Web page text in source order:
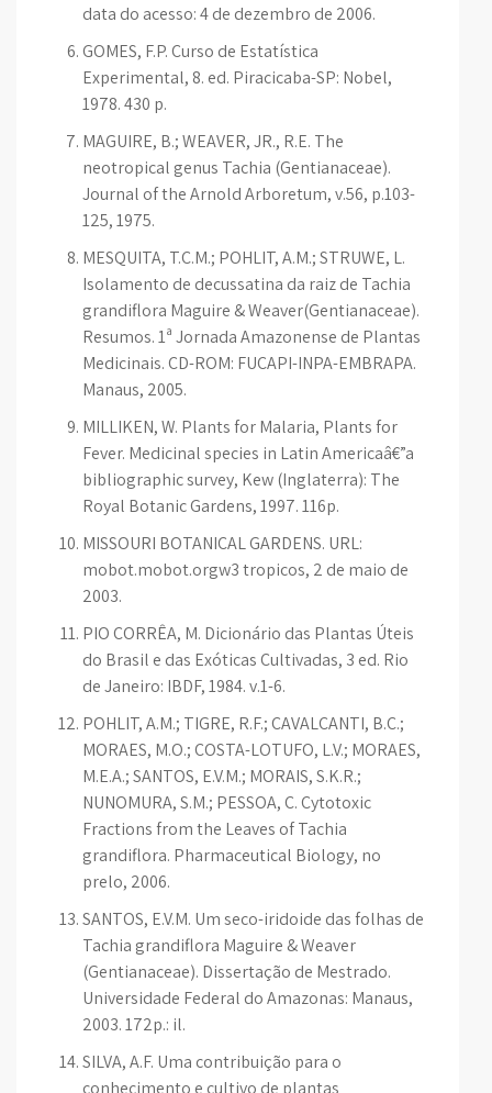
data do acesso: 4 de dezembro de 2006.
GOMES, F.P. Curso de Estatística
Experimental, 8. ed. Piracicaba-SP: Nobel,
1978. 430 p.
MAGUIRE, B.; WEAVER, JR., R.E. The
neotropical genus Tachia (Gentianaceae).
Journal of the Arnold Arboretum, v.56, p.103-
125, 1975.
MESQUITA, T.C.M.; POHLIT, A.M.; STRUWE, L.
Isolamento de decussatina da raiz de Tachia
grandiflora Maguire & Weaver(Gentianaceae).
Resumos. 1ª Jornada Amazonense de Plantas
Medicinais. CD-ROM: FUCAPI-INPA-EMBRAPA.
Manaus, 2005.
MILLIKEN, W. Plants for Malaria, Plants for
Fever. Medicinal species in Latin Americaâ€”a
bibliographic survey, Kew (Inglaterra): The
Royal Botanic Gardens, 1997. 116p.
MISSOURI BOTANICAL GARDENS. URL:
mobot.mobot.orgw3 tropicos, 2 de maio de
2003.
PIO CORRÊA, M. Dicionário das Plantas Úteis
do Brasil e das Exóticas Cultivadas, 3 ed. Rio
de Janeiro: IBDF, 1984. v.1-6.
POHLIT, A.M.; TIGRE, R.F.; CAVALCANTI, B.C.;
MORAES, M.O.; COSTA-LOTUFO, L.V.; MORAES,
M.E.A.; SANTOS, E.V.M.; MORAIS, S.K.R.;
NUNOMURA, S.M.; PESSOA, C. Cytotoxic
Fractions from the Leaves of Tachia
grandiflora. Pharmaceutical Biology, no
prelo, 2006.
SANTOS, E.V.M. Um seco-iridoide das folhas de
Tachia grandiflora Maguire & Weaver
(Gentianaceae). Dissertação de Mestrado.
Universidade Federal do Amazonas: Manaus,
2003. 172p.: il.
SILVA, A.F. Uma contribuição para o
conhecimento e cultivo de plantas